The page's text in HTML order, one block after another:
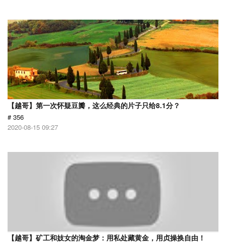
【越哥】第一次怀疑豆瓣，这么经典的片子只给8.1分？
# 356
2020-08-15 09:27
【越哥】矿工和妓女的淘金梦：用私处藏黄金，用贞操换自由！